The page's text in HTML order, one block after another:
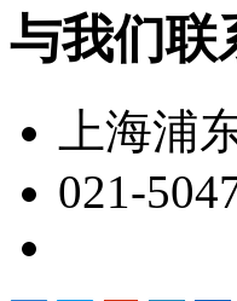
与我们联
上海浦
021-